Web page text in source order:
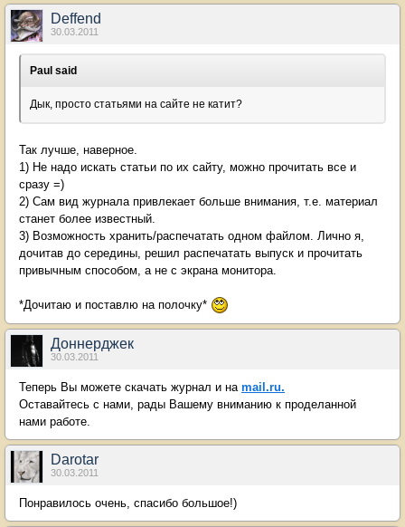
Deffend
30.03.2011
Paul said
Дык, просто статьями на сайте не катит?
Так лучше, наверное.
1) Не надо искать статьи по их сайту, можно прочитать все и
сразу =)
2) Сам вид журнала привлекает больше внимания, т.е. материал
станет более известный.
3) Возможность хранить/распечатать одном файлом. Лично я,
дочитав до середины, решил распечатать выпуск и прочитать
привычным способом, а не с экрана монитора.
*Дочитаю и поставлю на полочку*
Доннерджек
30.03.2011
Теперь Вы можете скачать журнал и на mail.ru.
Оставайтесь с нами, рады Вашему вниманию к проделанной
нами работе.
Darotar
30.03.2011
Понравилось очень, спасибо большое!)